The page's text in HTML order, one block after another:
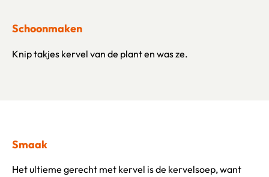
Schoonmaken
Knip takjes kervel van de plant en was ze.
Smaak
Het ultieme gerecht met kervel is de kervelsoep, want